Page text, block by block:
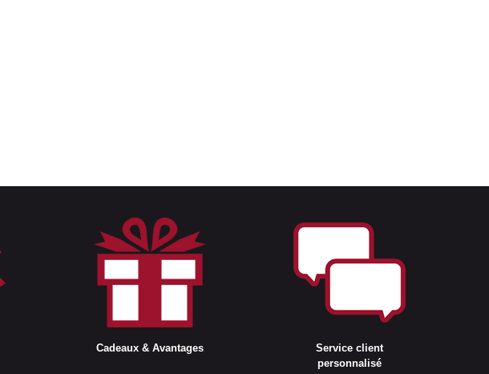
Cadeaux & Avantages
Service client
personnalisé